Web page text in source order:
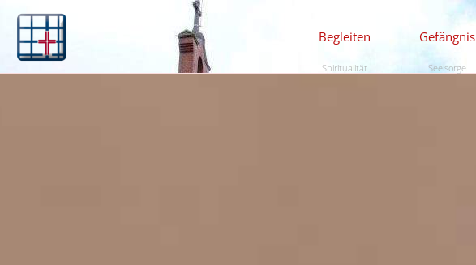
Begleiten
Spiritualität
Gefängnis
Seelsorge